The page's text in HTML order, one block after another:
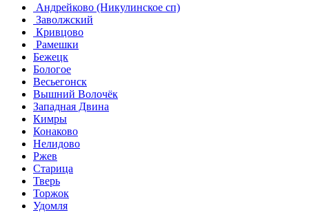
Андрейково (Никулинское сп)
Заволжский
Кривцово
Рамешки
Бежецк
Бологое
Весьегонск
Вышний Волочёк
Западная Двина
Кимры
Конаково
Нелидово
Ржев
Старица
Тверь
Торжок
Удомля